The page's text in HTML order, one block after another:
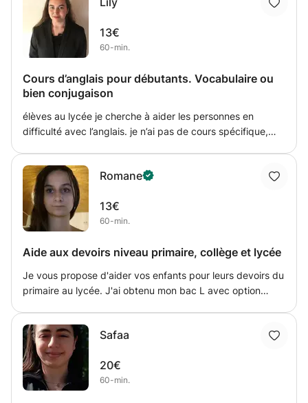
J'ai de l'expérience en donnant des cours particuliers en
Espagne et en travaillant avec des enfants. Salutations.
13€
60-min.
Cours d’anglais pour débutants. Vocabulaire ou
bien conjugaison
élèves au lycée je cherche à aider les personnes en
difficulté avec l’anglais. je n’ai pas de cours spécifique,
patiente et à l’écoute je saurai répondre à votre demande
du mieux que je le peux
Romane
13€
60-min.
Aide aux devoirs niveau primaire, collège et lycée
Je vous propose d'aider vos enfants pour leurs devoirs du
primaire au lycée. J'ai obtenu mon bac L avec option
collégiens pour toutes les matières. Concernant les
lycéens, j'aurais plus de facilité pour les matières littéraires
telles que le français, la philosophie, l'histoire ou l'anglais
(mais aussi l'italien). Je peux venir chez vous ou vous
Safaa
20€
60-min.